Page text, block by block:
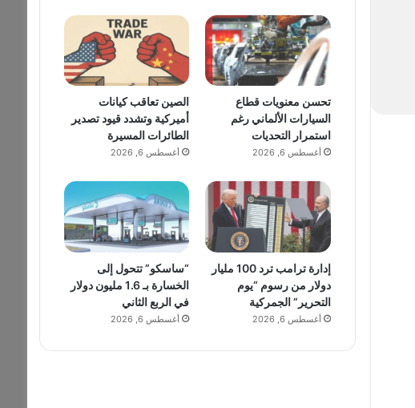
تحسن معنويات قطاع
السيارات الألماني رغم
استمرار التحديات
أغسطس 6, 2026
الصين تعاقب كيانات
أميركية وتشدد قيود تصدير
الطائرات المسيرة
أغسطس 6, 2026
إدارة ترامب ترد 100 مليار
دولار من رسوم “يوم
التحرير” الجمركية
أغسطس 6, 2026
“ساسكو” تتحول إلى
الخسارة بـ 1.6 مليون دولار
في الربع الثاني
أغسطس 6, 2026